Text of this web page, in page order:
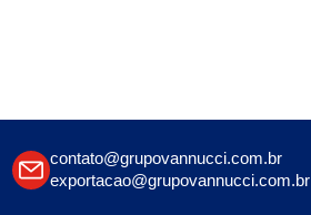
contato@grupovannucci.com.br
exportacao@grupovannucci.com.br